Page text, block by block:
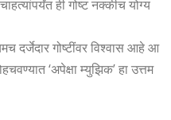
ही गोष्ट नक्कीच योग्य
दर्जेदार गोष्टींवर विश्वास आहे आ
‘अपेक्षा म्युझिक’ हा उत्तम